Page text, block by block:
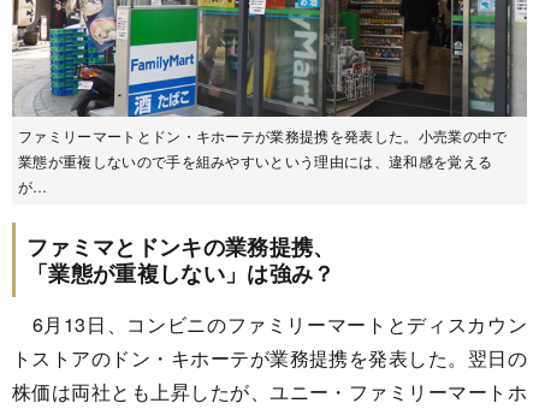
ファミリーマートとドン・キホーテが業務提携を発表した。小売業の中で
業態が重複しないので手を組みやすいという理由には、違和感を覚える
が…
ファミマとドンキの業務提携、
「業態が重複しない」は強み？
6月13日、コンビニのファミリーマートとディスカウン
トストアのドン・キホーテが業務提携を発表した。翌日の
株価は両社とも上昇したが、ユニー・ファミリーマートホ